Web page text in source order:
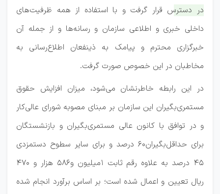
در دسترس قرار گرفت و با استفاده از همه ظرفیت‌های
داخلی خبری و اطلاعی سازمان و رسانه‌ها و از جمله آن
خبرگزاری محترم و پیامک به ذینفعان اطلاع‌رسانی به
مخاطبان در این خصوص صورت گرفت.
در این رابطه خاطرنشان می‌شود، میزان افزایش حقوق
مستمری‌بگیران این سازمان بر مبنای مصوبه شورای عالی‌کار
و در توافق با کانون عالی مستمری‌بگیران و بازنشستگان
برای حداقل‌بگیران60 درصد و برای سایر سطوح دستمزدی
45 درصد به علاوه رقم ثابت 1میلیون و586 هزار و 470
ریال تعیین و اعمال شده است؛ بر اساس بر‌آورد انجام شده